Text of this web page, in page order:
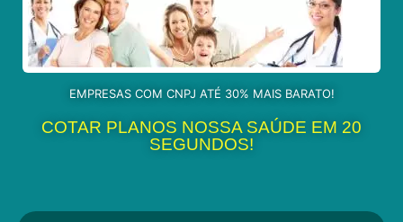
EMPRESAS COM CNPJ ATÉ 30% MAIS BARATO!
COTAR PLANOS NOSSA SAÚDE EM 20
SEGUNDOS!